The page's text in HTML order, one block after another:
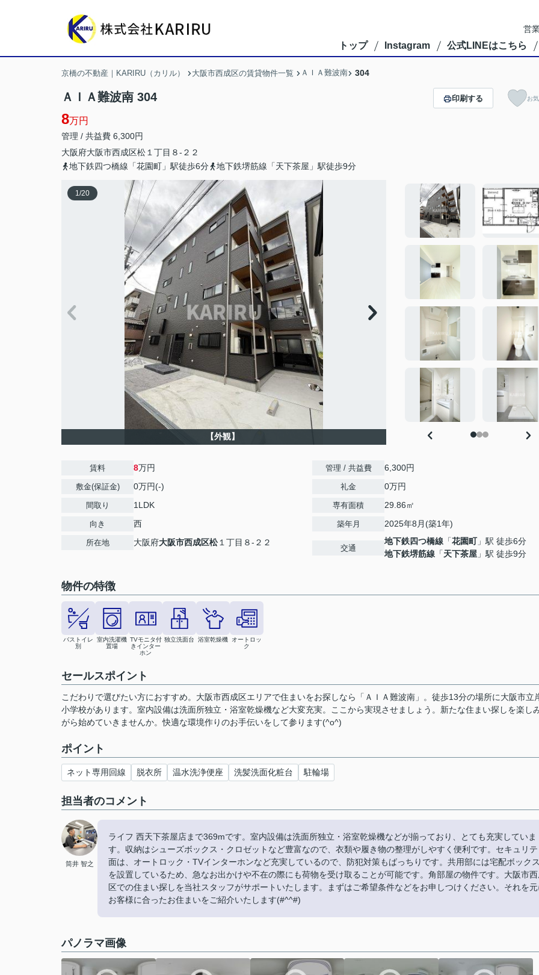
営
トップ Instagram 公式LINEはこちら
京橋の不動産｜KARIRU（カリル） 大阪市西成区の賃貸物件一覧 ＡＩＡ難波南 304
ＡＩＡ難波南 304
8万円
管理 / 共益費 6,300円
大阪府大阪市西成区松 １丁目８-２２
地下鉄四つ橋線「花園町」駅徒歩6分
地下鉄堺筋線「天下茶屋」駅徒歩9分
印刷する お
1/20
【外観】
賃料 8万円
敷金(保証金) 0万円(-)
間取り 1LDK
向き 西
所在地 大阪府大阪市西成区松１丁目８-２２
管理 / 共益費 6,300円
礼金 0万円
専有面積 29.86㎡
築年月 2025年8月(築1年)
交通
地下鉄四つ橋線 「花園町」駅 徒歩6分
地下鉄堺筋線 「天下茶屋 」駅 徒歩9分
物件の特徴
バストイレ
別
室内洗濯機
置場
TVモニタ付
きインター
ホン
独立洗面台 浴室乾燥機
オートロッ
ク
セールスポイント
こだわりで選びたい方におすすめ。大阪市西成区エリアで住まいをお探しなら「ＡＩＡ難波南」。徒歩13分の場所に大阪市立
小学校があります。室内設備は洗面所独立・浴室乾燥機など大変充実。ここから実現させましょう。新たな住まい探しを楽し
がら始めていきませんか。快適な環境作りのお手伝いをして参ります(^o^)
ポイント
ネット専用回線 脱衣所 温水洗浄便座 洗髪洗面化粧台 駐輪場
担当者のコメント
筒井 智之
ライフ 西天下茶屋店まで369mです。室内設備は洗面所独立・浴室乾燥機などが揃っており、とても充実していま
す。収納はシューズボックス・クロゼットなど豊富なので、衣類や履き物の整理がしやすく便利です。セキュリ
面は、オートロック・TVインターホンなど充実しているので、防犯対策もばっちりです。共用部には宅配ボック
を設置しているため、急なお出かけや不在の際にも荷物を受け取ることが可能です。角部屋の物件です。大阪市
区での住まい探しを当社スタッフがサポートいたします。まずはご希望条件などをお申しつけください。それを
お客様に合ったお住まいをご紹介いたします(#^^#)
パノラマ画像